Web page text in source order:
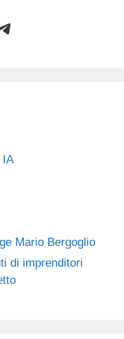
IA
Mario Bergoglio
di imprenditori